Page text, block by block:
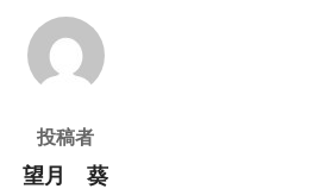
投稿者
投稿者
望月 葵